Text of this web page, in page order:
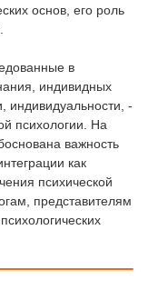
основ, его роль
в
индивидных
индивидуальности, -
психологии. На
важность
как
психической
представителям